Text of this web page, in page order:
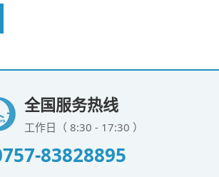
全国服务热线
工作日（ 8:30 - 17:30 ）
83828895